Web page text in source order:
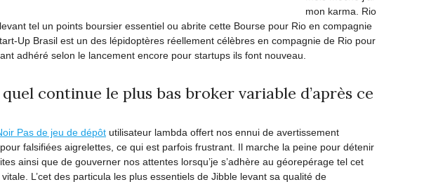
mon karma. Rio
tel un points boursier essentiel ou abrite cette Bourse pour Rio en compagnie
Up Brasil est un des lépidoptères réellement célèbres en compagnie de Rio pour
adhéré selon le lancement encore pour startups ils font nouveau.
continue le plus bas broker variable d’après ce
Pas de jeu de dépôt utilisateur lambda offert nos ennui de avertissement
falsifiées aigrelettes, ce qui est parfois frustrant. Il marche la peine pour détenir
ainsi que de gouverner nos attentes lorsqu’je s’adhère au géorepérage tel cet
L’cet des particula les plus essentiels de Jibble levant sa qualité de